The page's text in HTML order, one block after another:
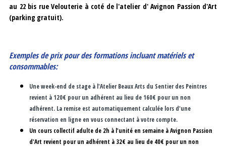
au 22 bis rue Velouterie à coté de l'atelier d' Avignon Passion d'Art
(parking gratuit).
Exemples de prix pour des formations incluant matériels et
consommables:
Une week-end de stage à l'Atelier Beaux Arts du Sentier des Peintres
revient à 120€ pour un adhérent au lieu de 160€ pour un non
adhérent. La remise est automatiquement calculée lors d'une
réservation en ligne en vous connectant à votre compte.
Un cours collectif adulte de 2h à l'unité en semaine à Avignon Passion
d'Art revient pour un adhérent à 32€ au lieu de 40€ pour un non